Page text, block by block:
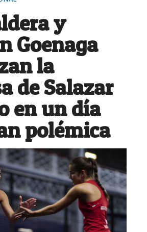
y
Goenaga
la
de Salazar
en un día
polémica